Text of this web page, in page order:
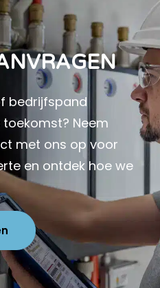
bedrijfspand
Neem
met ons op voor
en ontdek hoe we